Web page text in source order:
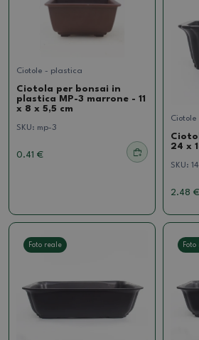
Ciotole - plastica
Ciotola per bonsai in
plastica MP-3 marrone - 11
x 8 x 5,5 cm
SKU: mp-3
0.41 €
24 x
SKU:
2.48 €
Foto reale